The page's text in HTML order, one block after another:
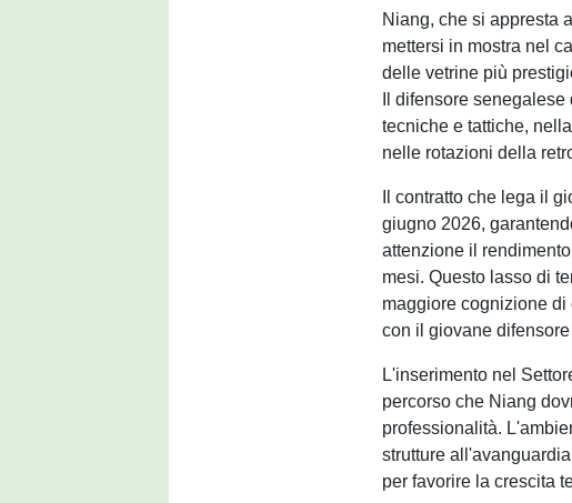
Niang, che si appresta
mettersi in mostra nel
delle vetrine più
Il difensore
tecniche e tattiche,
nelle rotazioni della
Il contratto che lega il
giugno 2026,
attenzione il
mesi. Questo lasso di
maggiore cognizione
con il giovane
L'inserimento nel
percorso che Niang
professionalità.
strutture
per favorire la crescita